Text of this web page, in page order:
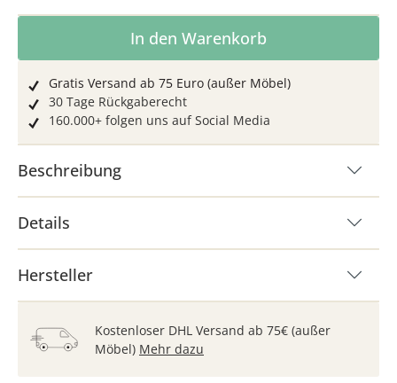
Produkt Anzahl: Gib den gewünschten
In den Warenkorb
Gratis Versand ab 75 Euro (außer Möbel)
30 Tage Rückgaberecht
160.000+ folgen uns auf Social Media
Beschreibung
Details
Hersteller
Kostenloser DHL Versand ab 75€ (außer
Möbel) Mehr dazu